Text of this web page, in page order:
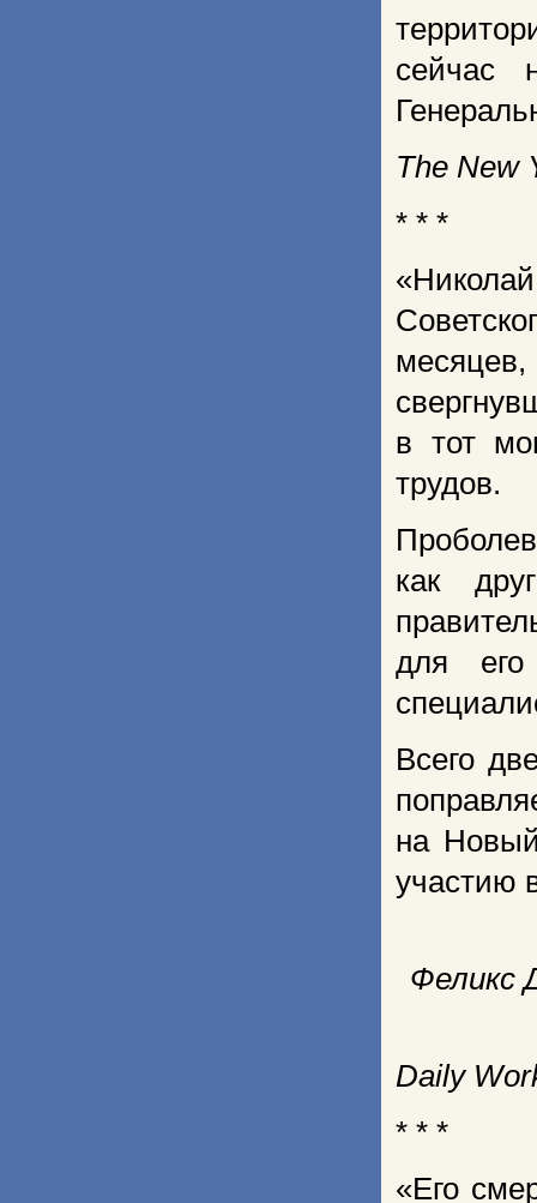
сейчас
The New
* * *
месяцев,
в тот
трудов.
как
для его
Всего
на
участию
Феликс
Daily
* * *
«Его